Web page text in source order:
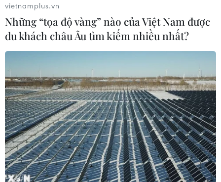
vietnamplus.vn
Những “tọa độ vàng” nào của Việt Nam được
du khách châu Âu tìm kiếm nhiều nhất?